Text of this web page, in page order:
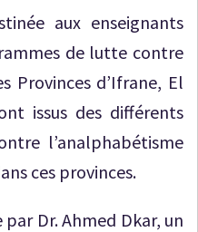
aux enseignants
de lutte contre
Provinces d’Ifrane, El
issus des différents
l’analphabétisme
ces provinces.
Dr. Ahmed Dkar, un